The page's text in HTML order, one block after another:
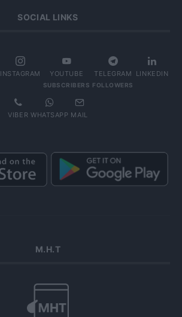
SOCIAL LINKS
INSTAGRAM YOUTUBE
SUBSCRIBERS
TELEGRAM
FOLLOWERS
LINKEDIN
VIBER WHATSAPP MAIL
Μ.Η.Τ